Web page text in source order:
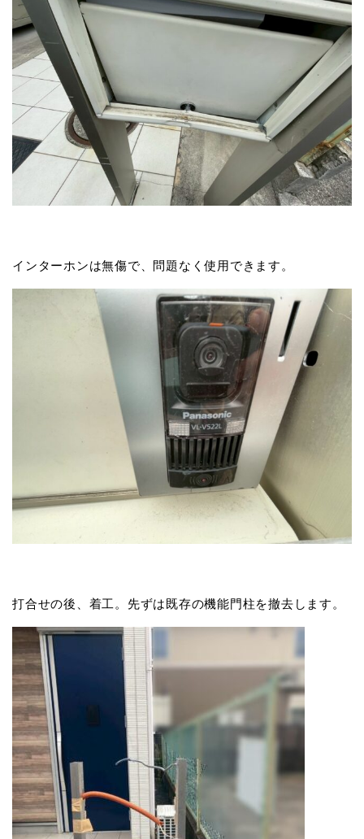
インターホンは無傷で、問題なく使用できます。
打合せの後、着工。先ずは既存の機能門柱を撤去します。